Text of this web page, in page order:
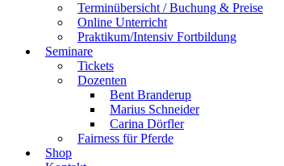
Terminübersicht / Buchung & Preise
Online Unterricht
Praktikum/Intensiv Fortbildung
Seminare
Tickets
Dozenten
Bent Branderup
Marius Schneider
Carina Dörfler
Fairness für Pferde
Shop